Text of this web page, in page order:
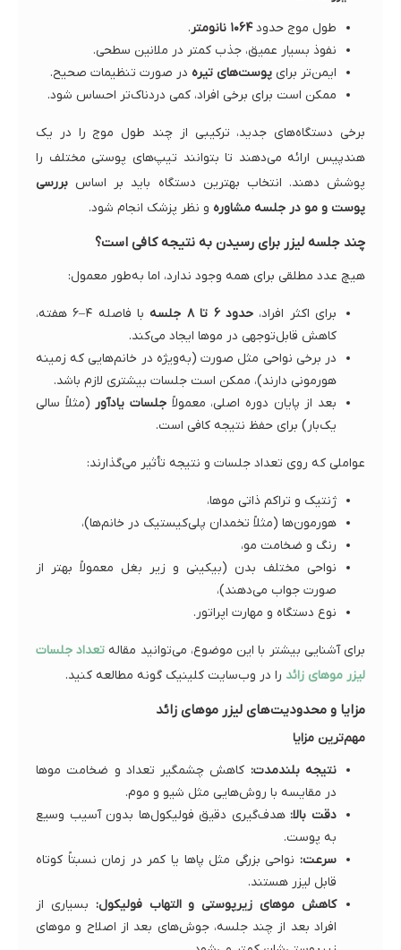
طول موج حدود۱۰۶۴ نانومتر
.
نفوذ بسیار عمیق، جذب کمتر در ملانین سطحی.
ایمن‌تر برای پوست‌های تیره در صورت تنظیمات صحیح.
ممکن است برای برخی افراد، کمی دردناک‌تر احساس شود.
برخی دستگاه‌های جدید، ترکیبی از چند طول موج را در یک
هندپیس ارائه می‌دهند تا بتوانند تیپ‌های پوستی مختلف را
پوشش دهند. انتخاب بهترین دستگاه باید بر اساس بررسی
پوست و مو در جلسه مشاوره و نظر پزشک انجام شود.
چند جلسه لیزر برای رسیدن به نتیجه کافی است؟
هیچ عدد مطلقی برای همه وجود ندارد، اما به‌طور معمول:
برای اکثر افراد،حدود ۶ تا ۸ جلسه
با فاصله ۴–۶ هفته،
کاهش قابل‌توجهی در موها ایجاد می‌کند.
در برخی نواحی مثل صورت (به‌ویژه در خانم‌هایی که زمینه
هورمونی دارند)، ممکن است جلسات بیشتری لازم باشد.
بعد از پایان دوره اصلی، معمولاً جلسات یادآور(مثلاً سالی
یک‌بار) برای حفظ نتیجه کافی است.
عواملی که روی تعداد جلسات و نتیجه تأثیر می‌گذارند:
ژنتیک و تراکم ذاتی موها،
هورمون‌ها (مثلاً تخمدان پلی‌کیستیک در خانم‌ها)،
رنگ و ضخامت مو،
نواحی مختلف بدن (بیکینی و زیر بغل معمولاً بهتر از
صورت جواب می‌دهند)،
نوع دستگاه و مهارت اپراتور.
برای آشنایی بیشتر با این موضوع، می‌توانید مقاله تعداد جلسات
لیزر موهای زائد را در وب‌سایت کلینیک گونه مطالعه کنید.
مزایا و محدودیت‌های لیزر موهای زائد
مهم‌ترین مزایا
نتیجه بلندمدت: کاهش چشمگیر تعداد و ضخامت موها
در مقایسه با روش‌هایی مثل شیو و موم.
دقت بالا:هدف‌گیری دقیق فولیکول‌ها بدون آسیب وسیع
به پوست.
سرعت: نواحی بزرگی مثل پاها یا کمر در زمان نسبتاً کوتاه
قابل لیزر هستند.
کاهش موهای زیرپوستی و التهاب فولیکول: بسیاری از
افراد بعد از چند جلسه، جوش‌های بعد از اصلاح و موهای